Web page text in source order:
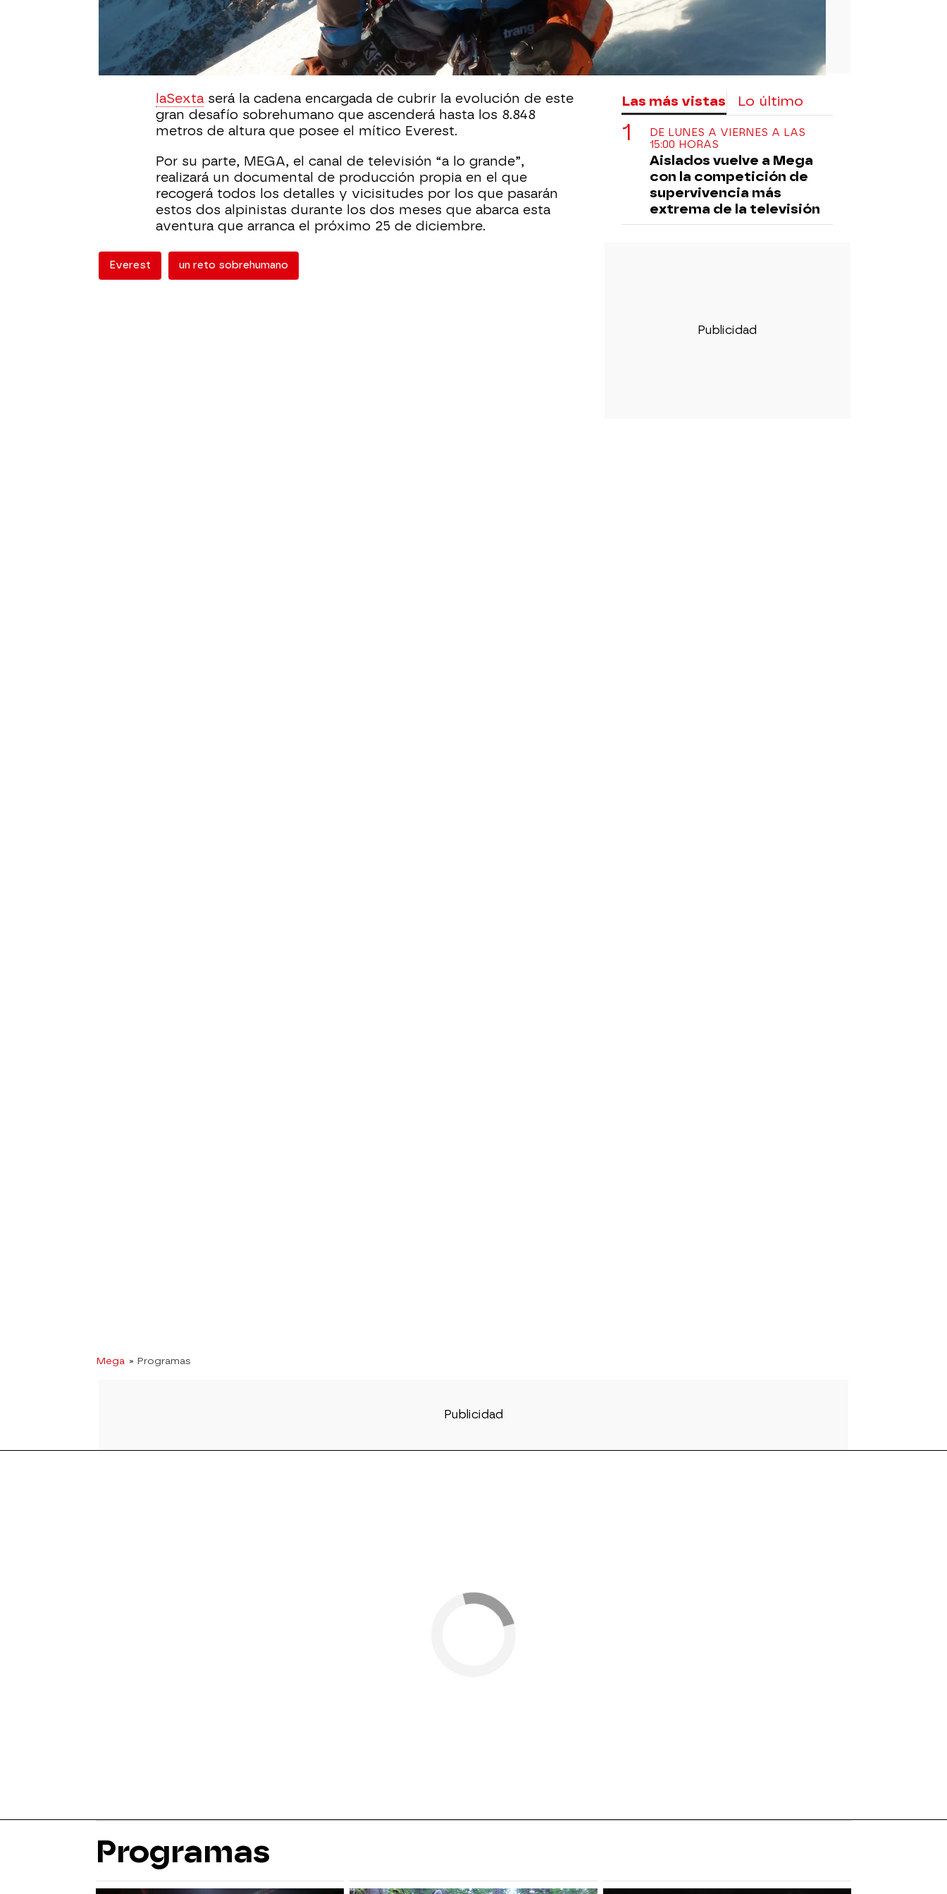
Entertainment, se trata de uno de los mayores desafíos
actuales en el mundo de la aventura, si no el mayor de todos,
que protagonizará el alpinista vasco Álex Txikon al escalar la
montaña más alta del mundo, en invierno y sin la ayuda de
oxígeno artificial.
laSexta será la cadena encargada de cubrir la evolución de este
gran desafío sobrehumano que ascenderá hasta los 8.848
metros de altura que posee el mítico Everest.
Por su parte, MEGA, el canal de televisión “a lo grande”,
realizará un documental de producción propia en el que
recogerá todos los detalles y vicisitudes por los que pasarán
estos dos alpinistas durante los dos meses que abarca esta
aventura que arranca el próximo 25 de diciembre.
Everest un reto sobrehumano
Mega » Programas
Las más vistas Lo último
DE LUNES A VIERNES A LAS
15:00 HORAS
Aislados vuelve a Mega
con la competición de
supervivencia más
extrema de la televisión
Programas